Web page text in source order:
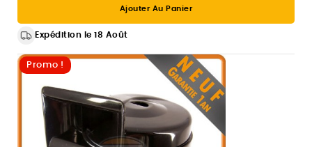
Ajouter Au Panier
Expédition le 18 Août
Promo !